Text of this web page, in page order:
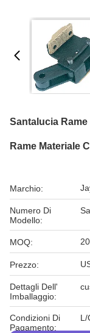
Santalucia
Rame Materiale
Marchio:
Numero Di
Modello:
MOQ:
Prezzo:
Dettagli Dell'
Imballaggio:
Condizioni Di
Pagamento:
L/